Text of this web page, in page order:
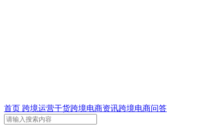
首页 跨境运营干货跨境电商资讯跨境电商问答